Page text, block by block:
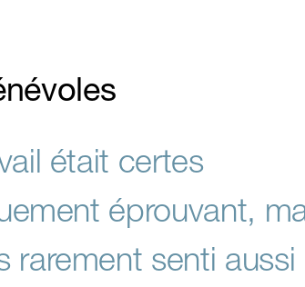
était certes
éprouvant,
rarement senti aussi